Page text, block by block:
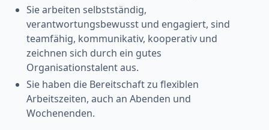
Sie arbeiten selbstständig,
verantwortungsbewusst und engagiert, sind
teamfähig, kommunikativ, kooperativ und
zeichnen sich durch ein gutes
Organisationstalent aus.
Sie haben die Bereitschaft zu flexiblen
Arbeitszeiten, auch an Abenden und
Wochenenden.